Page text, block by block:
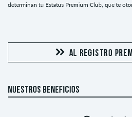
determinan tu Estatus Premium Club, que te
AL REGISTRO
NUESTROS BENEFICIOS